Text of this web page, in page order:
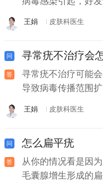
王娟 皮肤科医生
寻常疣不治疗会
寻常疣不治疗可能
导致病毒传播范围
王娟 皮肤科医生
怎么扁平疣
从你的情况看是因
毛囊腺增生形成的